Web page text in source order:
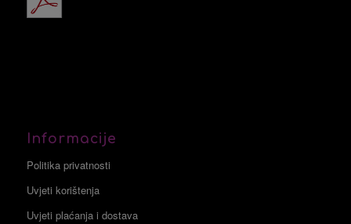
Informacije
Politika privatnosti
Uvjeti korištenja
Uvjeti plaćanja i dostava